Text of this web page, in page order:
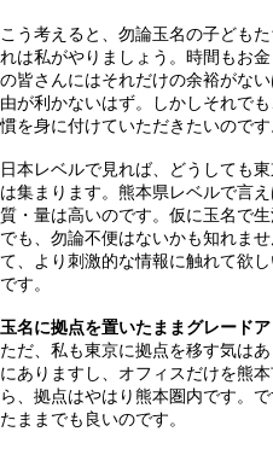
こう考えると、勿論玉名の子ども
れは私がやりましょう。時間もお
の皆さんにはそれだけの余裕がな
由が利かないはず。しかしそれで
慣を身に付けていただきたいのです
日本レベルで見れば、どうしても
は集まります。熊本県レベルで言
質・量は高いのです。仮に玉名で
でも、勿論不便はないかも知れま
て、より刺激的な情報に触れて欲
です。
玉名に拠点を置いたままグレード
ただ、私も東京に拠点を移す気は
にありますし、オフィスだけを熊
ら、拠点はやはり熊本圏内です。
たままでも良いのです。